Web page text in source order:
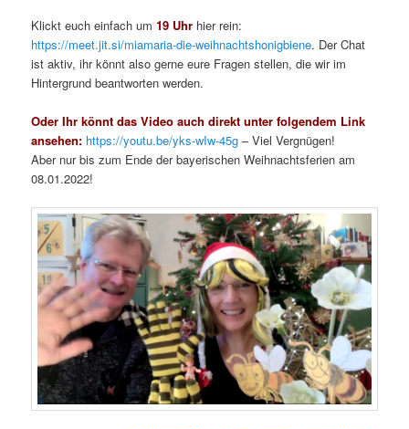
Klickt euch einfach um19 Uhr hier rein:
https://meet.jit.si/miamaria-die-weihnachtshonigbiene. Der Chat
ist aktiv, ihr könnt also gerne eure Fragen stellen, die wir im
Hintergrund beantworten werden.
Oder Ihr könnt das Video auch direkt unter folgendem Link
ansehen: https://youtu.be/yks-wIw-45g – Viel Vergnügen!
Aber nur bis zum Ende der bayerischen Weihnachtsferien am
08.01.2022!